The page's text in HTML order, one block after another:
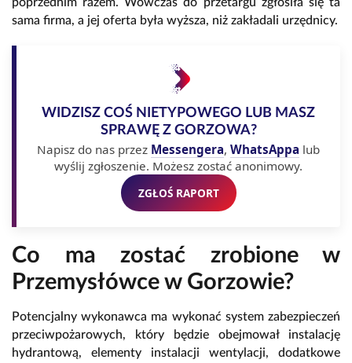
sama firma, a jej oferta była wyższa, niż zakładali urzędnicy.
WIDZISZ COŚ NIETYPOWEGO LUB MASZ
SPRAWĘ Z GORZOWA?
Napisz do nas przez Messengera, WhatsAppa lub
wyślij zgłoszenie. Możesz zostać anonimowy.
ZGŁOŚ RAPORT
Co ma zostać zrobione w
Przemysłówce w Gorzowie?
Potencjalny wykonawca ma wykonać system zabezpieczeń
przeciwpożarowych, który będzie obejmował instalację
hydrantową, elementy instalacji wentylacji, dodatkowe